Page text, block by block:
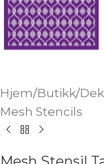
Hjem/Butikk/
Mesh Stencils